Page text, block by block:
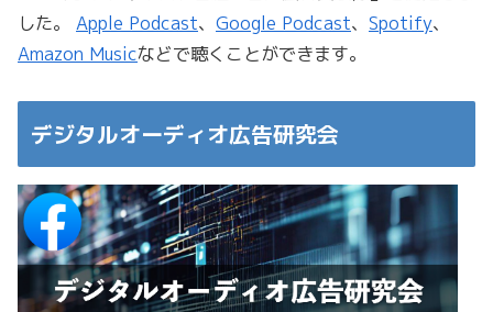
した。 Apple Podcast、 Google Podcast、 Spotify、
Amazon Musicなどで聴くことができます。
デジタルオーディオ広告研究会